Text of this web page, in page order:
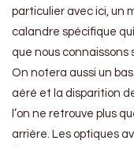
particulier avec ici, un
calandre spécifique
que nous connaissons
On notera aussi un
aéré et la disparition
l’on ne retrouve plus
arrière. Les optiques